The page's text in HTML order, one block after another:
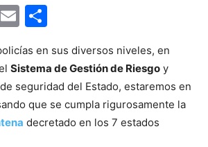
Email
en sus diversos niveles, en
Sistema de Gestión de Riesgo y
seguridad del Estado, estaremos en
que se cumpla rigurosamente la
decretado en los 7 estados